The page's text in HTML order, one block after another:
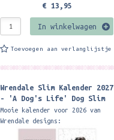
€ 13,95
In winkelwagen
Toevoegen aan verlanglijstje
Wrendale Slim Kalender 2027
- 'A Dog's Life' Dog Slim
Calendar 2027
Mooie kalender voor 2026 van
Wrendale designs: